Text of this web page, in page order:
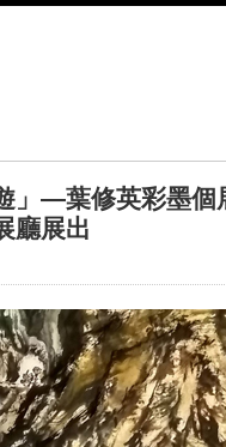
」—葉修英彩墨
廳展出